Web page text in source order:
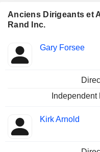
Anciens Dirigeants et
Rand Inc.
Insider
Fonctions
occupées
Gary Forsee
Kirk Arnold